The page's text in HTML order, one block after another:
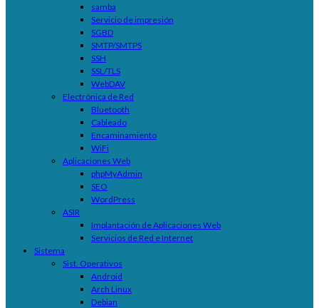
samba
Servicio de impresión
SGBD
SMTP/SMTPS
SSH
SSL/TLS
WebDAV
Electrónica de Red
Bluetooth
Cableado
Encaminamiento
WiFi
Aplicaciones Web
phpMyAdmin
SEO
WordPress
ASIR
Implantación de Aplicaciones Web
Servicios de Red e Internet
Sistema
Sist. Operativos
Android
Arch Linux
Debian